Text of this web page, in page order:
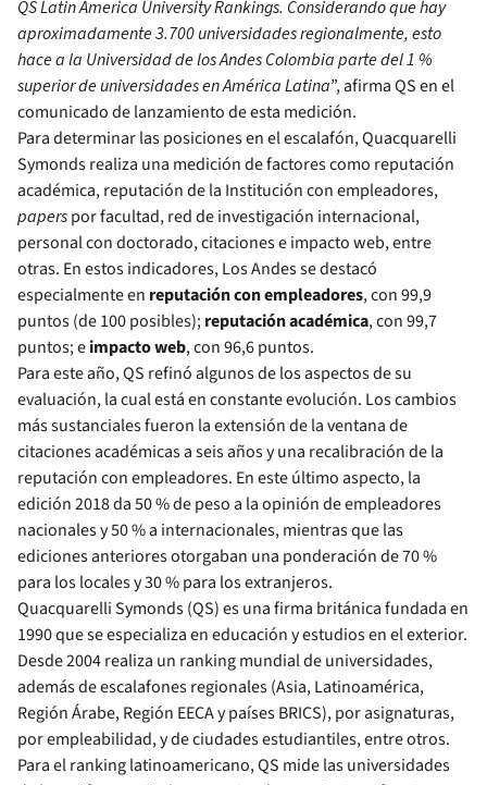
QS Latin America University Rankings. Considerando que hay
aproximadamente 3.700 universidades regionalmente, esto
hace a la Universidad de los Andes Colombia parte del 1 %
superior de universidades en América Latina”, afirma QS en el
comunicado de lanzamiento de esta medición.
Para determinar las posiciones en el escalafón, Quacquarelli
Symonds realiza una medición de factores como reputación
académica, reputación de la Institución con empleadores,
paperspor facultad, red de investigación internacional,
personal con doctorado, citaciones e impacto web, entre
otras. En estos indicadores, Los Andes se destacó
especialmente en reputación con empleadores, con 99,9
puntos (de 100 posibles);reputación académica, con 99,7
puntos; eimpacto web, con 96,6 puntos.
Para este año, QS refinó algunos de los aspectos de su
evaluación, la cual está en constante evolución. Los cambios
más sustanciales fueron la extensión de la ventana de
citaciones académicas a seis años y una recalibración de la
reputación con empleadores. En este último aspecto, la
edición 2018 da 50 % de peso a la opinión de empleadores
nacionales y 50 % a internacionales, mientras que las
ediciones anteriores otorgaban una ponderación de 70 %
para los locales y 30 % para los extranjeros.
Quacquarelli Symonds (QS) es una firma británica fundada en
1990 que se especializa en educación y estudios en el exterior.
Desde 2004 realiza un ranking mundial de universidades,
además de escalafones regionales (Asia, Latinoamérica,
Región Árabe, Región EECA y países BRICS), por asignaturas,
por empleabilidad, y de ciudades estudiantiles, entre otros.
Para el ranking latinoamericano, QS mide las universidades